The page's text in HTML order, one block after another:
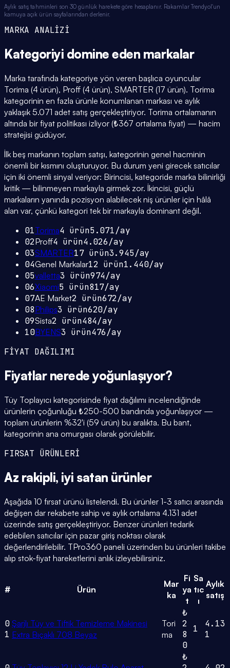
Aylık satış tahminleri son 30 günlük harekete göre hesaplanır. Rakamlar Trendyol'un
kamuya açık ürün sayfalarından derlenir.
MARKA ANALİZİ
Kategoriyi domine eden markalar
Marka tarafında kategoriye yön veren başlıca oyuncular
Torima (4 ürün), Proff (4 ürün), SMARTER (17 ürün). Torima
kategorinin en fazla ürünle konumlanan markası ve aylık
yaklaşık 5.071 adet satış gerçekleştiriyor. Torima ortalamanın
altında bir fiyat politikası izliyor (₺367 ortalama fiyat) — hacim
stratejisi güdüyor.
İlk beş markanın toplam satışı, kategorinin genel hacminin
önemli bir kısmını oluşturuyor. Bu durum yeni girecek satıcılar
için iki önemli sinyal veriyor: Birincisi, kategoride marka bilinirliği
kritik — bilinmeyen markayla girmek zor. İkincisi, güçlü
markaların yanında pozisyon alabilecek niş ürünler için hâlâ
alan var, çünkü kategori tek bir markayla dominant değil.
01Torima4 ürün5.071/ay
02Proff4 ürün4.026/ay
03SMARTER17ürün3.945/ay
04Genel Markalar12 ürün1.440/ay
05valletta3 ürün974/ay
06Xiaomi5 ürün817/ay
07AE Market2 ürün672/ay
08Philips3 ürün620/ay
09Sista2 ürün484/ay
10BYENS3 ürün476/ay
FİYAT DAĞILIMI
Fiyatlar nerede yoğunlaşıyor?
Tüy Toplayıcı kategorisinde fiyat dağılımı incelendiğinde
ürünlerin çoğunluğu ₺250-500 bandında yoğunlaşıyor —
toplam ürünlerin %32'i (59 ürün) bu aralıkta. Bu bant,
kategorinin ana omurgası olarak görülebilir.
FIRSAT ÜRÜNLERİ
Az rakipli, iyi satan ürünler
Aşağıda 10 fırsat ürünü listelendi. Bu ürünler 1-3 satıcı arasında
değişen dar rekabete sahip ve aylık ortalama 4.131 adet
üzerinde satış gerçekleştiriyor. Benzer ürünleri tedarik
edebilen satıcılar için pazar giriş noktası olarak
değerlendirilebilir. TPro360 paneli üzerinden bu ürünleri takibe
alıp stok-fiyat hareketlerini anlık izleyebilirsiniz.
# Ürün
Mar
ka
Fi
ya
t
Sa
tıc
ı
Aylık
satış
0
1
Şarjlı Tüy ve Tiftik Temizleme Makinesi
Extra Bıçaklı 708 Beyaz
Tori
ma
₺
2
8
0
1
4.13
1
₺